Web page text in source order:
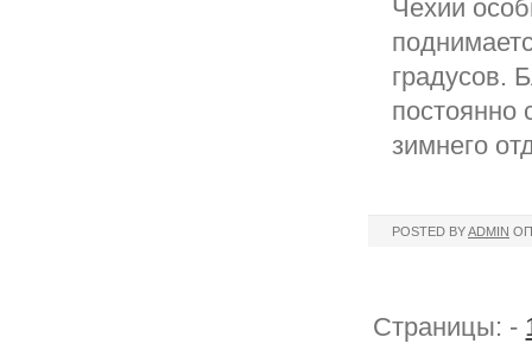
Чехии
градусов.
постоянно
зимнего
POSTED BYADMIN
Страницы: -